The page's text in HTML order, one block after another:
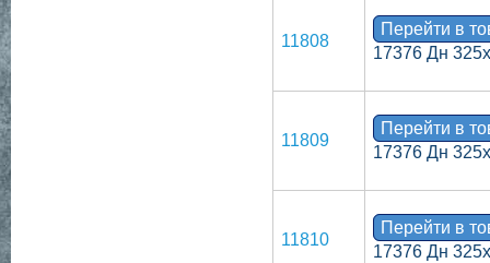
11808
Перейти в
17376 Дн
11809
Перейти в
17376 Дн
11810
Перейти в
17376 Дн